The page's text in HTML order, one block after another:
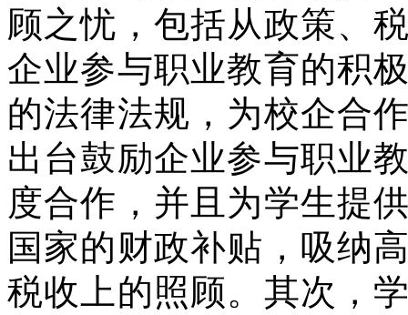
顾之忧，包括从政策、
企业参与职业教育的积
的法律法规，为校企合
出台鼓励企业参与职业
度合作，并且为学生提
国家的财政补贴，吸纳
税收上的照顾。其次，